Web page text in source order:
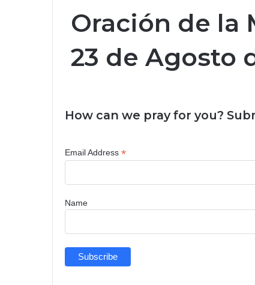
Oración de la
23 de Agosto
How can we pray for you?
Email Address *
Name